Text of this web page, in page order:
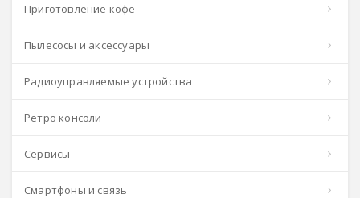
Приготовление кофе
Пылесосы и аксессуары
Радиоуправляемые устройства
Ретро консоли
Сервисы
Смартфоны и связь